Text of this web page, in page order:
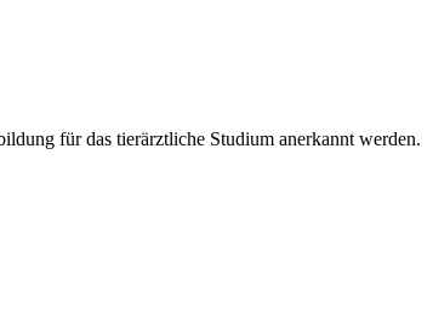
für das tierärztliche Studium anerkannt werden.